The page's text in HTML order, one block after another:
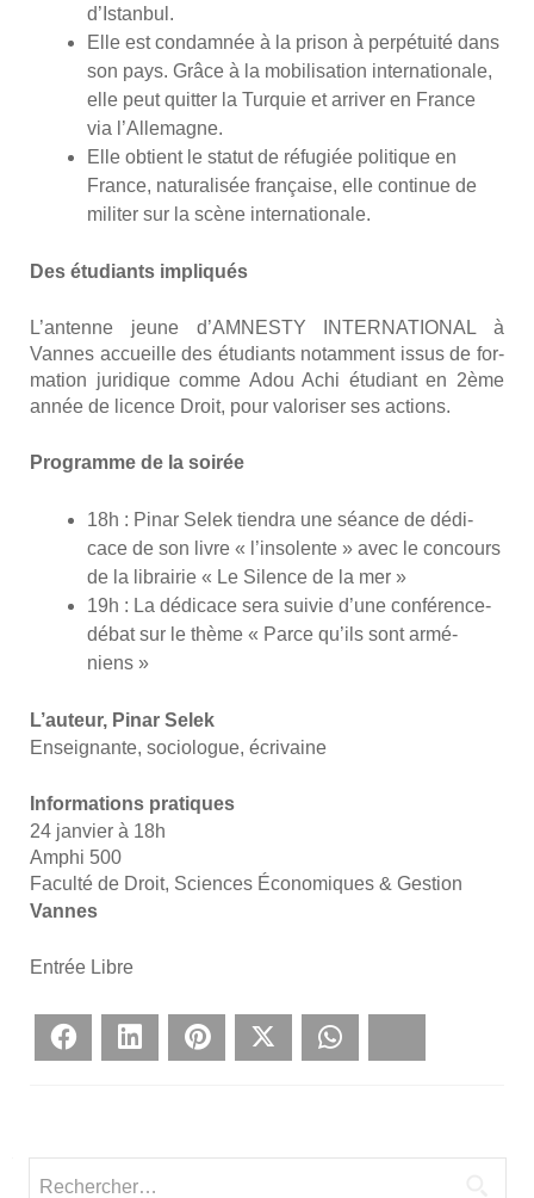
d’Istanbul.
Elle est condam­née à la pri­son à per­pé­tui­té dans
son pays. Grâce à la mobi­li­sa­tion inter­na­tio­nale,
elle peut quit­ter la Tur­quie et arri­ver en France
via l’Allemagne.
Elle obtient le sta­tut de réfu­giée poli­tique en
France, natu­ra­li­sée fran­çaise, elle conti­nue de
mili­ter sur la scène inter­na­tio­nale.
Des étu­diants impli­qués
L’an­tenne jeune d’AMNESTY INTERNATIONAL à
Vannes accueille des étu­diants notam­ment issus de for­
ma­tion juri­dique comme Adou Achi étu­diant en 2ème
année de licence Droit, pour valo­ri­ser ses actions.
Pro­gramme de la soi­rée
18h : Pinar Selek tien­dra une séance de dédi­
cace de son livre « l’in­so­lente » avec le concours
de la librai­rie « Le Silence de la mer »
19h : La dédi­cace sera sui­vie d’une confé­rence-
débat sur le thème « Parce qu’ils sont armé­
niens »
L’au­teur, Pinar Selek
Ensei­gnante, socio­logue, écri­vaine
Infor­ma­tions pra­tiques
24 jan­vier à 18h
Amphi 500
Facul­té de Droit, Sciences Éco­no­miques & Ges­tion
Vannes
Entrée Libre
Face­bookLin­ke­dIn Pin­te­rest Twit­ter